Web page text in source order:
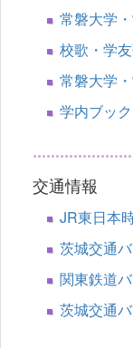
常磐大学
校歌・学
常磐大学
学内ブッ
交通情報
JR東日本
茨城交
関東鉄道
茨城交通